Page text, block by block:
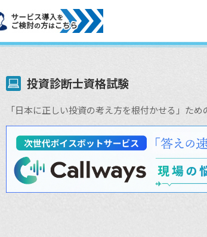
投資診断士資格試験
「日本に正しい投資の考え方を根付かせる」た